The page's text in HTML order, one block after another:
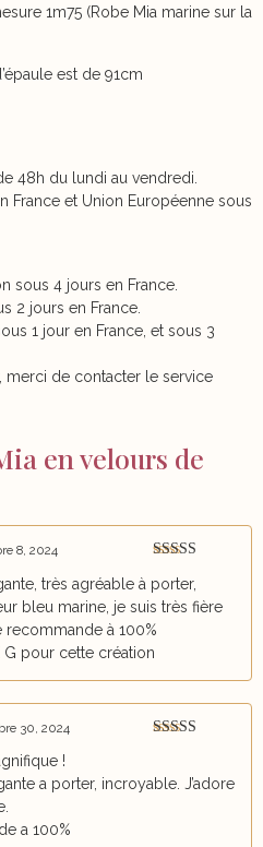
1m75 (Robe Mia marine sur la
est de 91cm
48h du lundi au vendredi.
France et Union Européenne sous
sous 4 jours en France.
2 jours en France.
1 jour en France, et sous 3
merci de contacter le service
en velours de
8, 2024
très agréable à porter,
bleu marine, je suis très fière
recommande à 100%
G pour cette création
30, 2024
!
a porter, incroyable. J’adore
a 100%